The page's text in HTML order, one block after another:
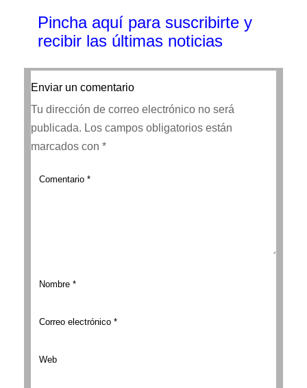
Pincha aquí para suscribirte y
recibir las últimas noticias
Enviar un comentario
Tu dirección de correo electrónico no será
publicada. Los campos obligatorios están
marcados con *